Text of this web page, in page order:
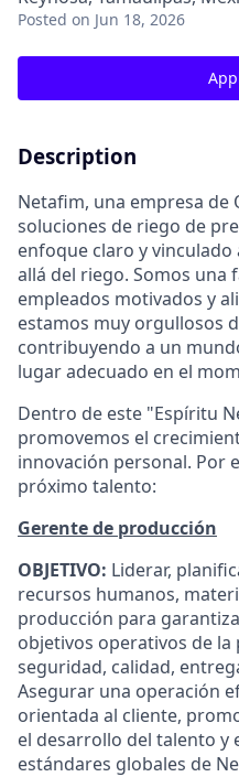
Posted on Jun 18, 2026
Description
Netafim, una empresa de
soluciones de riego de
enfoque claro y
allá del riego. Somos una
empleados motivados y
estamos muy orgullosos
contribuyendo a un
lugar adecuado en el
Dentro de este "Espíritu
promovemos el
innovación personal. Por
próximo talento:
Gerente de producción
OBJETIVO: Liderar,
recursos humanos,
producción para
objetivos operativos de
seguridad, calidad,
Asegurar una operación
orientada al cliente,
el desarrollo del talento y
estándares globales de